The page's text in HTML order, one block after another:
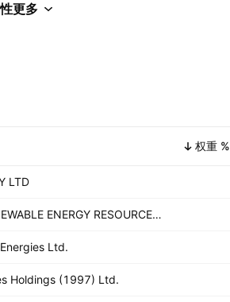
更多
权重 %
LTD
DORAL GROUP RENEWABLE ENERGY RESOURCES LTD
Ltd.
Holdings (1997) Ltd.